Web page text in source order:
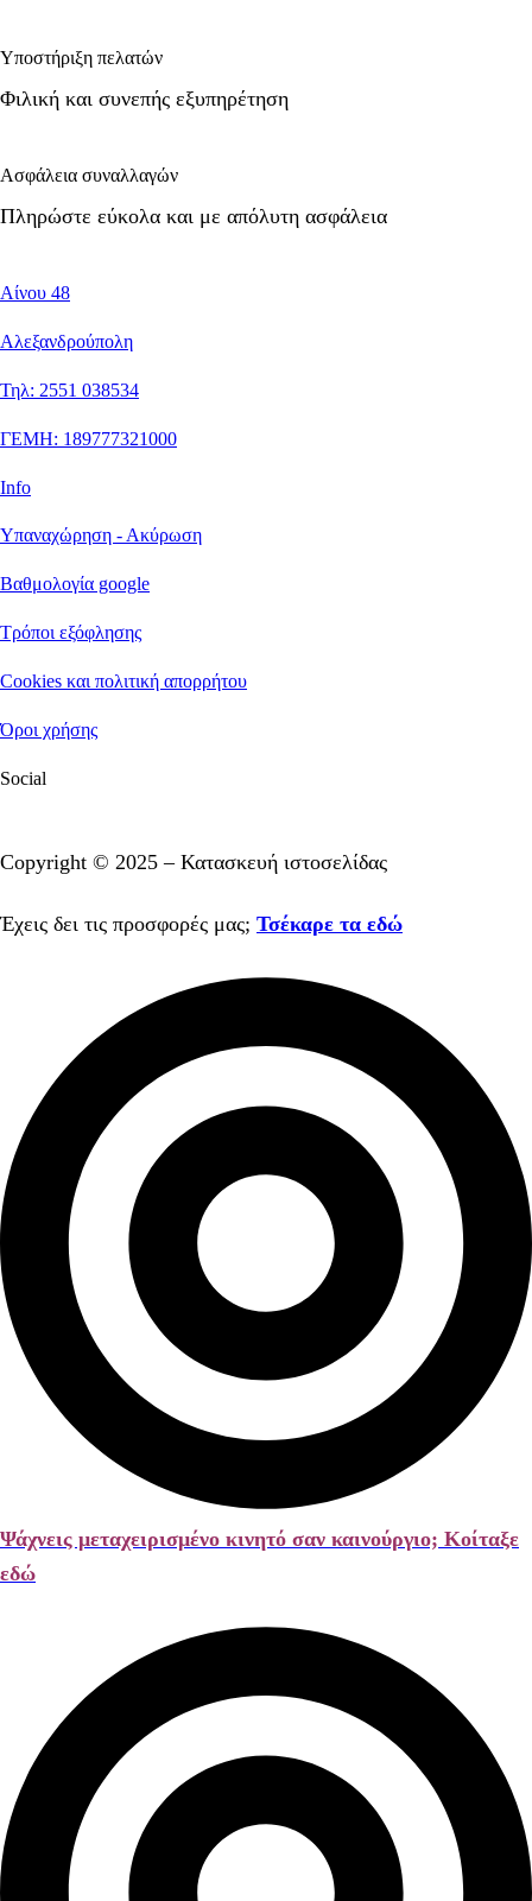
Υποστήριξη πελατών
Φιλική και συνεπής εξυπηρέτηση
Ασφάλεια συναλλαγών
Πληρώστε εύκολα και με απόλυτη ασφάλεια
Αίνου 48
Αλεξανδρούπολη
Τηλ: 2551 038534
ΓΕΜΗ: 189777321000
Info
Υπαναχώρηση - Ακύρωση
Βαθμολογία google
Τρόποι εξόφλησης
Cookies και πολιτική απορρήτου
Όροι χρήσης
Social
Copyright © 2025 – Κατασκευή ιστοσελίδας
Έχεις δει τις προσφορές μας; Τσέκαρε τα εδώ
Ψάχνεις μεταχειρισμένο κινητό σαν καινούργιο; Κοίταξε
εδώ